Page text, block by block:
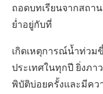
ถอดบทเรียนจากสถ
ย่ำอยู่กับที่
เกิดเหตุการณ์น้ำท่ว
ประเทศในทุกปี ยิ่งภา
พิบัติบ่อยครั้งและมีค